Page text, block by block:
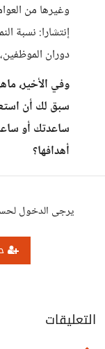
وغيرها من
إنتشارا: نسبة
دوران
وفي الأخير،
سبق لك أن
ساعدتك أو
أهدافها؟
يرجى الدخول
التعليقات